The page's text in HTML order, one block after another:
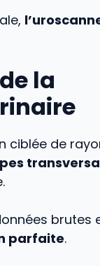
la
de
brutes
parfaite.